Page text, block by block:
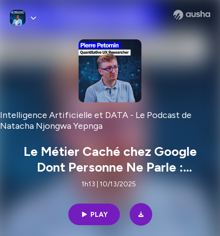
Intelligence Artificielle et DATA - Le Podcast de
Natacha Njongwa Yepnga
Le Métier Caché chez Google
Dont Personne Ne Parle :
Quantitative UX Researcher
1h13 | 10/13/2025
PLAY